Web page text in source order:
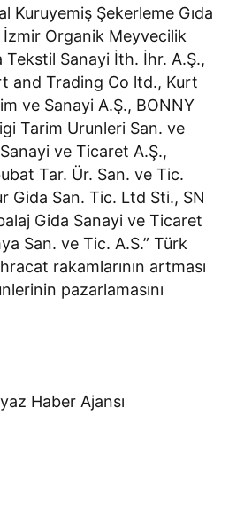
Kuruyemiş Şekerleme Gıda
Organik Meyvecilik
Tekstil Sanayi İth. İhr. A.Ş.,
and Trading Co ltd., Kurt
ve Sanayi A.Ş., BONNY
Tarim Urunleri San. ve
ve Ticaret A.Ş.,
Tar. Ür. San. ve Tic.
Gida San. Tic. Ltd Sti., SN
Gida Sanayi ve Ticaret
San. ve Tic. A.S.” Türk
rakamlarının artması
pazarlamasını
Haber Ajansı